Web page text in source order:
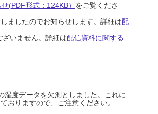
(PDF形式：124KB） をご覧くださ
ましたのでお知らせします。詳細は配
いません。詳細は配信資料に関する
度データを欠測としました。これに
おりますので、ご注意ください。